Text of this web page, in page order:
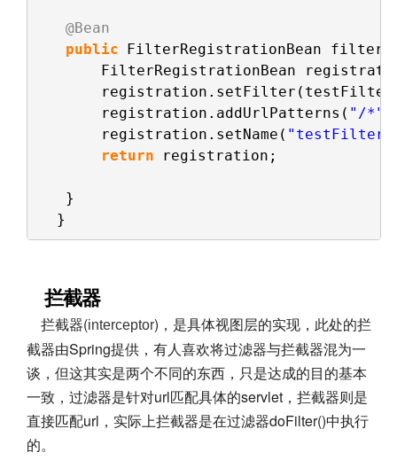
@Bean
public FilterRegistrationBean
FilterRegistrationBean
registration.addUrlPatterns( "/*"
registration.setName( "testFilter"
return
registration;
}
}
拦截器
拦截器(interceptor)，是具体视图层的实现，此处的拦
截器由Spring提供，有人喜欢将过滤器与拦截器混为一
谈，但这其实是两个不同的东西，只是达成的目的基本
一致，过滤器是针对url匹配具体的servlet，拦截器则是
直接匹配url，实际上拦截器是在过滤器doFilter()中执行
的。